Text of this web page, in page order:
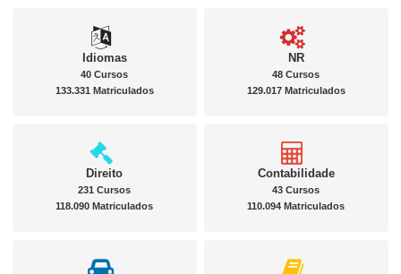
Idiomas
40 Cursos
133.331 Matriculados
NR
48 Cursos
129.017 Matriculados
Direito
231 Cursos
118.090 Matriculados
Contabilidade
43 Cursos
110.094 Matriculados